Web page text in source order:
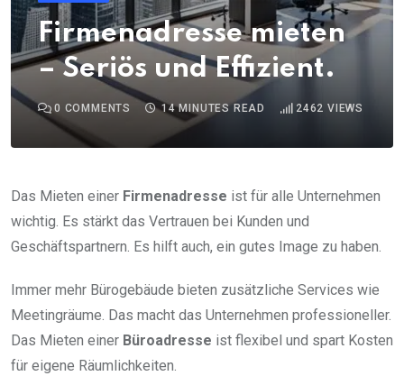
Firmenadresse mieten
– Seriös und Effizient.
0 COMMENTS 14 MINUTES READ 2462 VIEWS
Das Mieten einer Firmenadresse ist für alle Unternehmen
wichtig. Es stärkt das Vertrauen bei Kunden und
Geschäftspartnern. Es hilft auch, ein gutes Image zu haben.
Immer mehr Bürogebäude bieten zusätzliche Services wie
Meetingräume. Das macht das Unternehmen professioneller.
Das Mieten einer Büroadresse ist flexibel und spart Kosten
für eigene Räumlichkeiten.